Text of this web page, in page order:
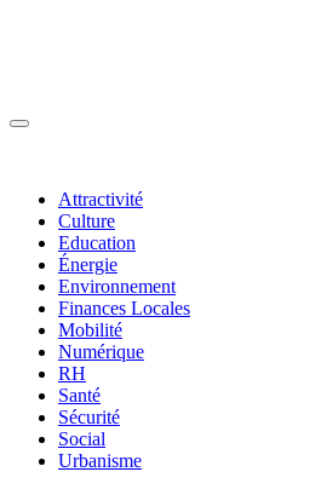
Attractivité
Culture
Education
Énergie
Environnement
Finances Locales
Mobilité
Numérique
RH
Santé
Sécurité
Social
Urbanisme